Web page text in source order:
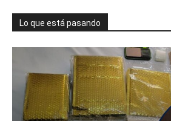
Lo que está pasando